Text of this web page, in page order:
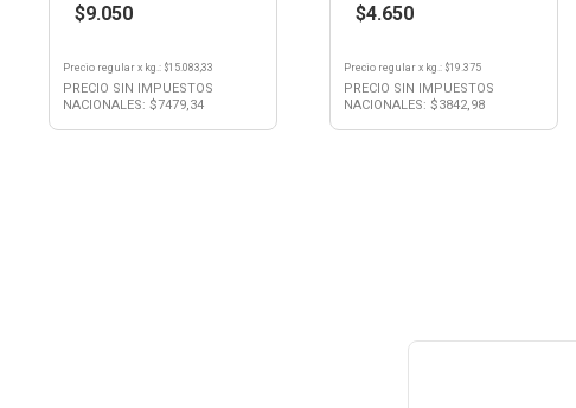
$9.050
Precio regularx kg. : $15.083,33
PRECIO SIN IMPUESTOS
NACIONALES: $7479,34
$4.650
Precio regularx kg. : $19.375
PRECIO SIN IMPUESTOS
NACIONALES: $3842,98